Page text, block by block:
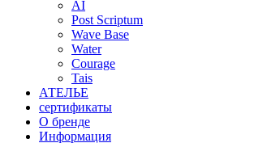
AI
Post Scriptum
Wave Base
Water
Courage
Tais
АТЕЛЬЕ
сертификаты
О бренде
Информация